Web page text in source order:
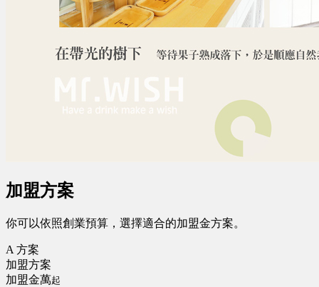
加盟方案
你可以依照創業預算，選擇適合的加盟金方案。
A 方案
加盟方案
加盟金萬起